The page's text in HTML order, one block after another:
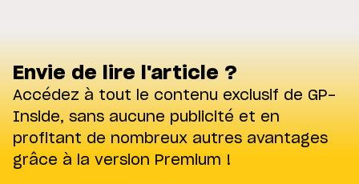
Envie de lire l'article ?
Accédez à tout le contenu exclusif de GP-
Inside, sans aucune publicité et en
profitant de nombreux autres avantages
grâce à la version Premium !